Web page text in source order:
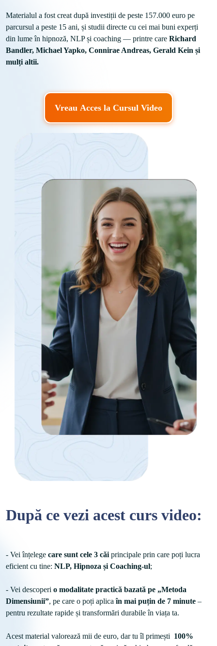
Materialul a fost creat după investiții de peste 157.000 euro pe
parcursul a peste 15 ani, și studii directe cu cei mai buni experți
din lume în hipnoză, NLP și coaching — printre care Richard
Bandler, Michael Yapko, Connirae Andreas, Gerald Kein și
mulți altii.
Vreau Acces la Cursul Video
După ce vezi acest curs video:
- Vei înțelege care sunt cele 3 căi principale prin care poți lucra
eficient cu tine: NLP, Hipnoza și Coaching-ul;
- Vei descoperi o modalitate practică bazată pe „Metoda
Dimensiunii”, pe care o poți aplica în mai puțin de 7 minute –
pentru rezultate rapide și transformări durabile în viața ta.
Acest material valorează mii de euro, dar tu îl primești 100%